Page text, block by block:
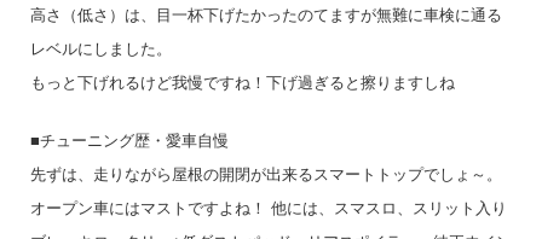
高さ（低さ）は、目一杯下げたかったのてますが無難に車検に通る
レベルにしました。
もっと下げれるけど我慢ですね！下げ過ぎると擦りますしね
■チューニング歴・愛車自慢
先ずは、走りながら屋根の開閉が出来るスマートトップでしょ～。
オープン車にはマストですよね！ 他には、スマスロ、スリット入り